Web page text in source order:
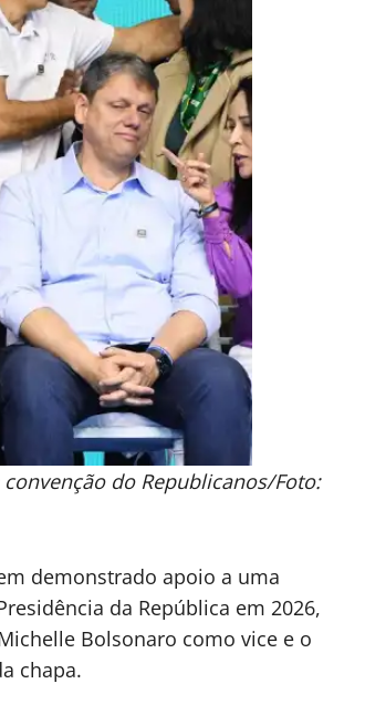
do Republicanos/Foto:
demonstrado apoio a uma
da República em 2026,
Bolsonaro como vice e o
chapa.